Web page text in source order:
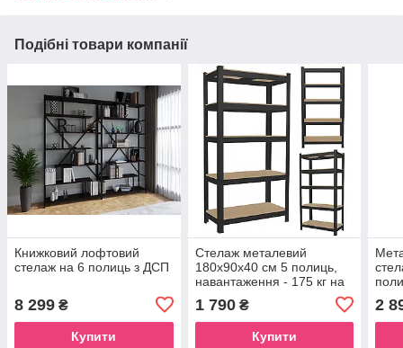
Подібні товари компанії
Книжковий лофтовий
стелаж на 6 полиць з ДСП
8 299 ₴
Купити
Стелаж металевий
180х90х40 см 5 полиць,
навантаження - 175 кг на
1 790₴
Купити
2